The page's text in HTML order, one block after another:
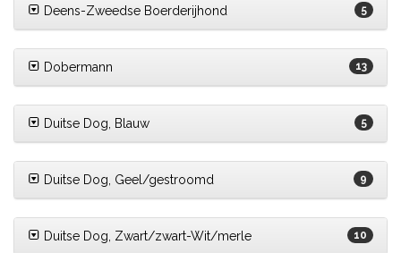
Deens-Zweedse Boerderijhond 5
Dobermann 13
Duitse Dog, Blauw 5
Duitse Dog, Geel/gestroomd 9
Duitse Dog, Zwart/zwart-Wit/merle 10